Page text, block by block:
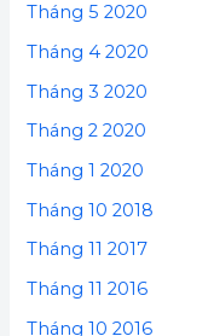
Tháng 5 2020
Tháng 4 2020
Tháng 3 2020
Tháng 2 2020
Tháng 1 2020
Tháng 10 2018
Tháng 11 2017
Tháng 11 2016
Tháng 10 2016